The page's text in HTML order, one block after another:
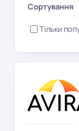
Сортування
Тільки